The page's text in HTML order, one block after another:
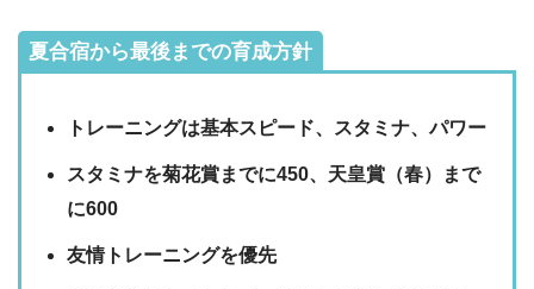
夏合宿から最後までの育成方針
トレーニングは基本スピード、スタミナ、パワー
スタミナを菊花賞までに450、天皇賞（春）まで
に600
友情トレーニングを優先